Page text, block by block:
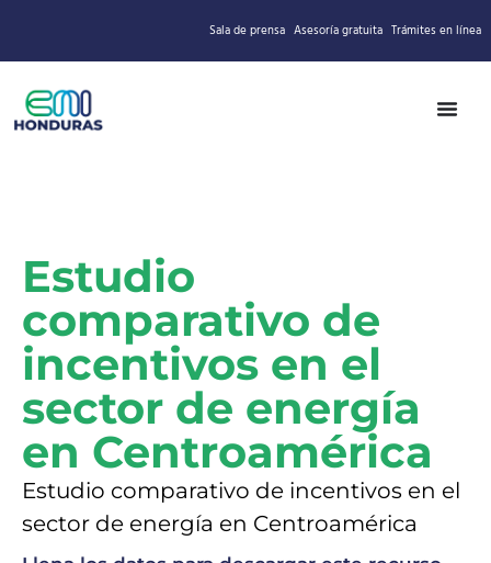
Sala de prensa Asesoría gratuita Trámites en línea
Estudio
comparativo de
incentivos en el
sector de energía
en Centroamérica
Estudio comparativo de incentivos en el
sector de energía en Centroamérica